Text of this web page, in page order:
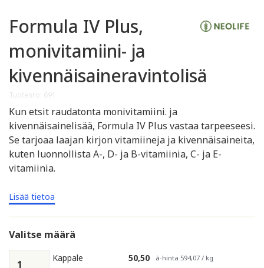
Formula IV Plus,
monivitamiini- ja
kivennäisaineravintolisä
Kun etsit raudatonta monivitamiini. ja
kivennäisainelisää, Formula IV Plus vastaa tarpeeseesi.
Se tarjoaa laajan kirjon vitamiineja ja kivennäisaineita,
kuten luonnollista A-, D- ja B-vitamiinia, C- ja E-
vitamiinia.
Lisää tietoa
Valitse määrä
Kappale 50,50 à-hinta 594,07 / kg